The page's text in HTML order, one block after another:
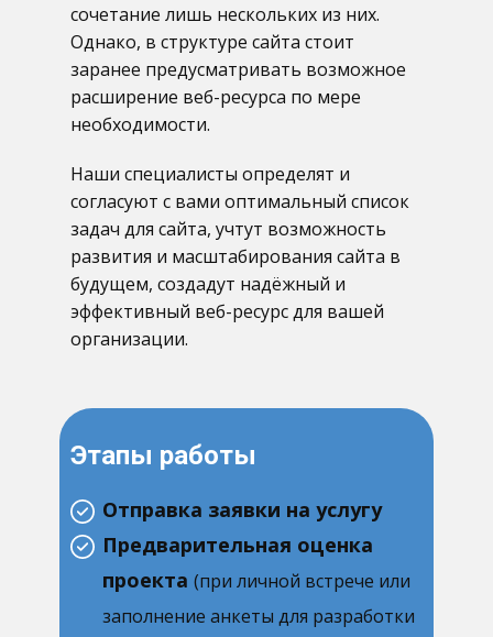
сочетание лишь нескольких из них.
Однако, в структуре сайта стоит
заранее предусматривать возможное
расширение веб-ресурса по мере
необходимости.
Наши специалисты определят и
согласуют с вами оптимальный список
задач для сайта, учтут возможность
развития и масштабирования сайта в
будущем, создадут надёжный и
эффективный веб-ресурс для вашей
организации.
Этапы работы
Отправка заявки на услугу
Предварительная оценка
проекта (при личной встрече или
заполнение анкеты для разработки